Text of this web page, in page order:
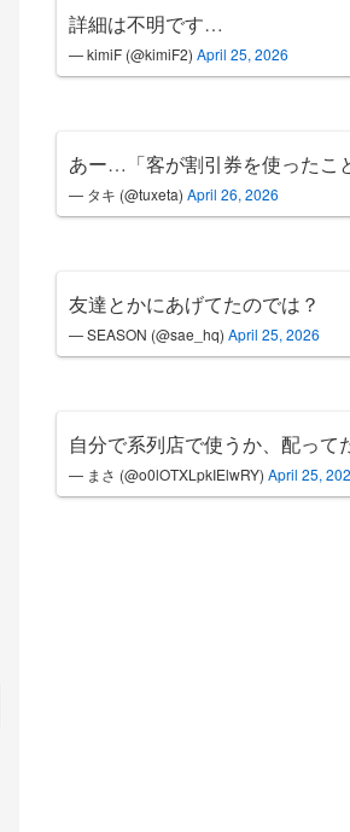
詳細は不明です…
— kimiF (@kimiF2) April 25, 2026
あー…「客が割引券を使ったこ
— タキ (@tuxeta) April 26, 2026
友達とかにあげてたのでは？
— SEASON (@sae_hq) April 25, 2026
自分で系列店で使うか、配っ
— まさ (@o0lOTXLpkIElwRY) April 25,